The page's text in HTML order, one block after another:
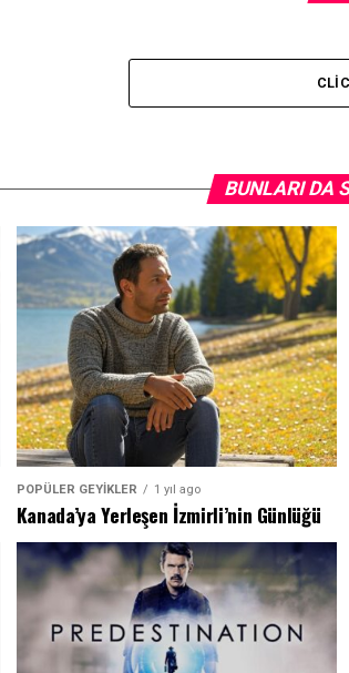
BUNLARI DA
POPÜLER GEYİKLER 1 yıl ago
Kanada’ya Yerleşen İzmirli’nin Günlüğü